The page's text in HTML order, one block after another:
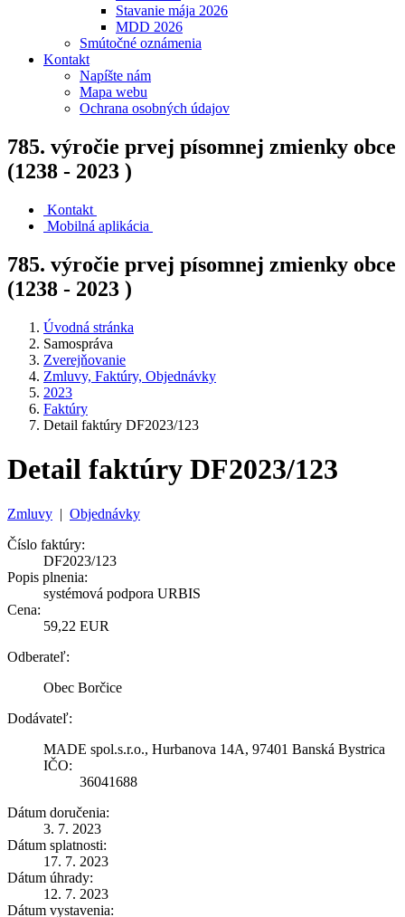
Stavanie mája 2026
MDD 2026
Smútočné oznámenia
Kontakt
Napíšte nám
Mapa webu
Ochrana osobných údajov
785. výročie prvej písomnej zmienky obce
(1238 - 2023 )
Kontakt
Mobilná aplikácia
785. výročie prvej písomnej zmienky obce
(1238 - 2023 )
Úvodná stránka
Samospráva
Zverejňovanie
Zmluvy, Faktúry, Objednávky
2023
Faktúry
Detail faktúry DF2023/123
Detail faktúry DF2023/123
Zmluvy | Objednávky
Číslo faktúry:
DF2023/123
Popis plnenia:
systémová podpora URBIS
Cena:
59,22 EUR
Odberateľ:
Obec Borčice
Dodávateľ:
MADE spol.s.r.o., Hurbanova 14A, 97401 Banská Bystrica
IČO:
36041688
Dátum doručenia:
3. 7. 2023
Dátum splatnosti:
17. 7. 2023
Dátum úhrady:
12. 7. 2023
Dátum vystavenia: